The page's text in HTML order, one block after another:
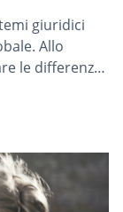
giuridici
Allo
le differenze
Questo vale
che segue ti